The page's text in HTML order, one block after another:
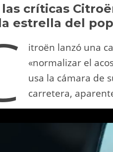
d
o
n
a
m
A
p
p
b
o
o
k
t
las críticas
estrella del
itroën lanzó una
«normalizar el
usa la cámara de
carretera,